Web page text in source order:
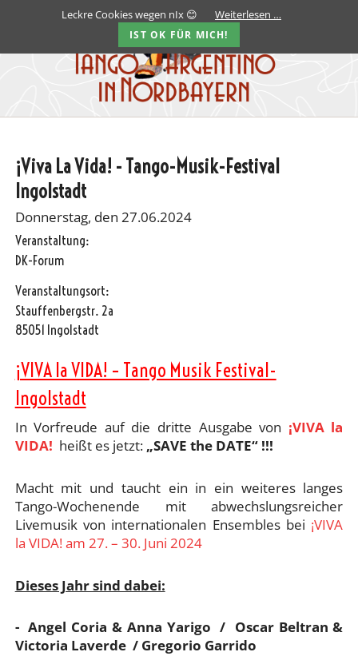
¡Viva La Vida! - Tango-Musik-Festival
Ingolstadt
Donnerstag, den 27.06.2024
Veranstaltung:
DK-Forum
Veranstaltungsort:
Stauffenbergstr. 2a
85051 Ingolstadt
¡VIVA la VIDA! – Tango Musik Festival-
Ingolstadt
In Vorfreude auf die dritte Ausgabe von ¡VIVA la
VIDA! heißt es jetzt: „SAVE the DATE“ !!!
Macht mit und taucht ein in ein weiteres langes
Tango-Wochenende mit abwechslungsreicher
Livemusik von internationalen Ensembles bei ¡VIVA
la VIDA! am 27. – 30. Juni 2024
Dieses Jahr sind dabei:
- Angel Coria & Anna Yarigo / Oscar Beltran &
Victoria Laverde / Gregorio Garrido
Leckre Cookies wegen nIx 😊 Weiterlesen …
IST OK FÜR MICH!